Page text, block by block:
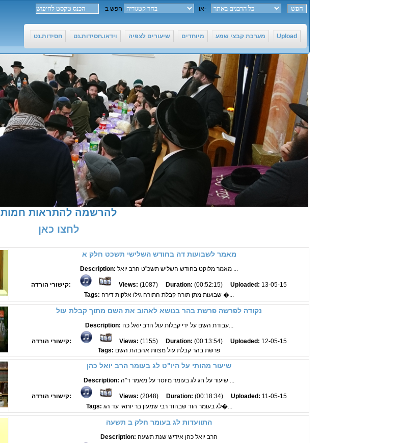
אוחפש ב-
חסידות.נט וידאו.חסידות.נט שיעורים לצפיה מיוחדים מערכת קבצי שמע Upload
להרשמה להתראות חמות
לחצו כאן
מאמר לשבועות דה בחודש השלישי תשכט חלק א
Description: מאמר מלוקט בחודש השליש תשכ"ט הרב יואל ...
קישורי הורדה: Views: (1087) Duration: (00:52:15) Uploaded: 13-05-15
Tags:
שבועות מתן תורה קבלת התורה גילו אלקות דירה �...
נקודה לפרשה פרשת בהר בנושא לאהוב את השם מתוך קבלת עול
Description: עבודת השם על ידי קבלות עול הרב יואל כה...
קישורי הורדה: Views: (1155) Duration: (00:13:54) Uploaded: 12-05-15
Tags: פרשת בהר קבלת עול מצוות אהבהת השם
שיעור מהותי על היו"ט לג בעומר הרב יואל כהן
Description: שיעור על חג לג בעומר מיוסד על מאמר ד"ה ...
קישורי הורדה: Views: (2048) Duration: (00:18:34) Uploaded: 11-05-15
Tags:
לג בעומר הוד שבהוד רבי שמעון בר יוחאי עד הג�...
התוועדות לג בעומר חלק ב תשעה
Description: הרב יואל כהן אידיש שנת תשעה